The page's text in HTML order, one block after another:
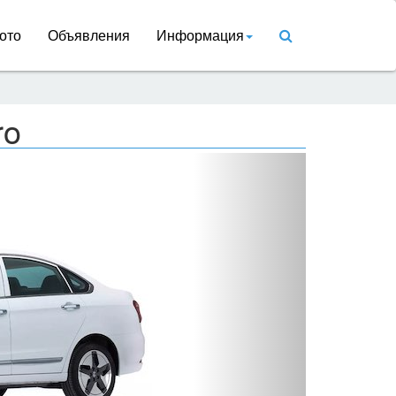
Объявления Информация